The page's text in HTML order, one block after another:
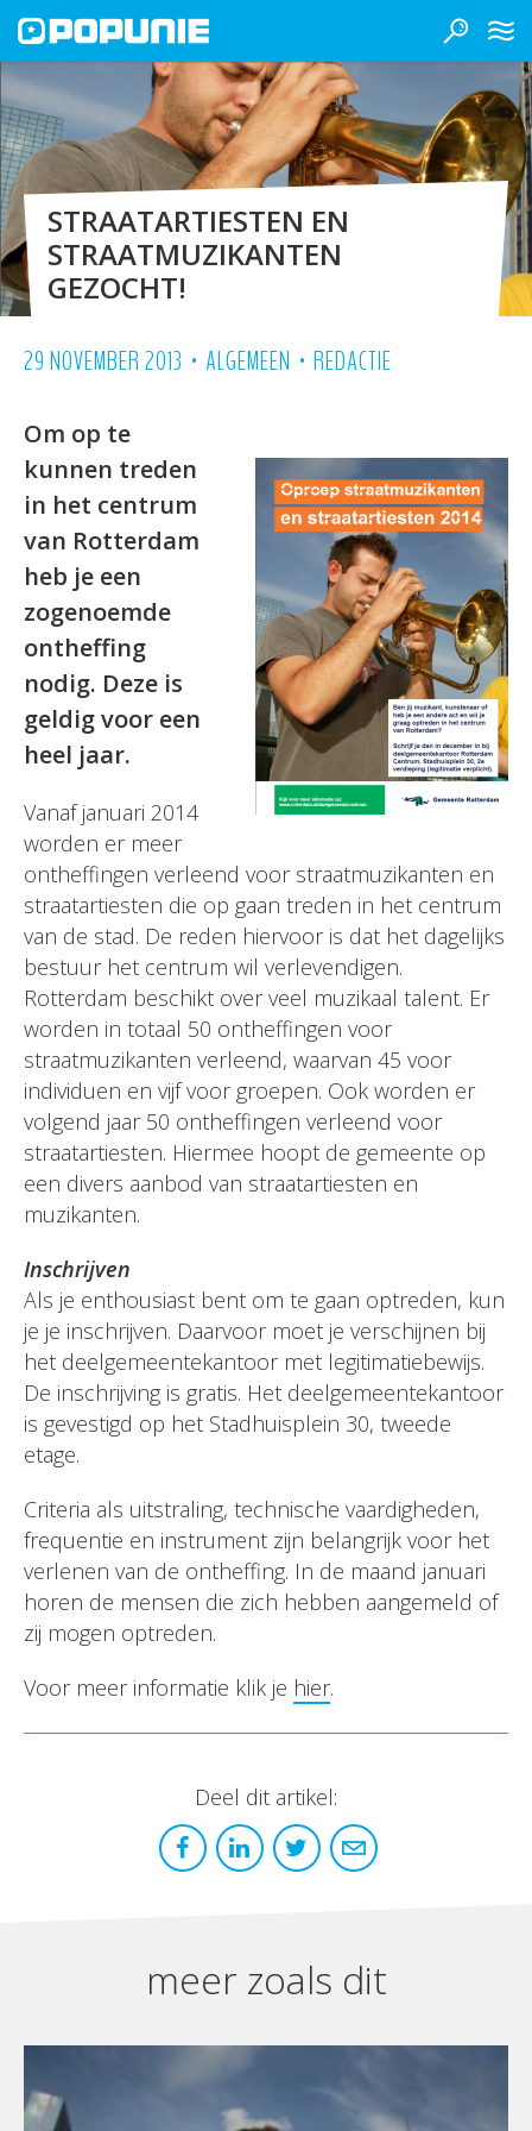
STRAATARTIESTEN EN
STRAATMUZIKANTEN
GEZOCHT!
29 NOVEMBER 2013 • ALGEMEEN • REDACTIE
Om op te
kunnen treden
in het centrum
van Rotterdam
heb je een
zogenoemde
ontheffing
nodig. Deze is
geldig voor een
heel jaar.
Vanaf januari 2014
worden er meer
ontheffingen verleend voor straatmuzikanten en
straatartiesten die op gaan treden in het centrum
van de stad. De reden hiervoor is dat het dagelijks
bestuur het centrum wil verlevendigen.
Rotterdam beschikt over veel muzikaal talent. Er
worden in totaal 50 ontheffingen voor
straatmuzikanten verleend, waarvan 45 voor
individuen en vijf voor groepen. Ook worden er
volgend jaar 50 ontheffingen verleend voor
straatartiesten. Hiermee hoopt de gemeente op
een divers aanbod van straatartiesten en
muzikanten.
Inschrijven
Als je enthousiast bent om te gaan optreden, kun
je je inschrijven. Daarvoor moet je verschijnen bij
het deelgemeentekantoor met legitimatiebewijs.
De inschrijving is gratis. Het deelgemeentekantoor
is gevestigd op het Stadhuisplein 30, tweede
etage.
Criteria als uitstraling, technische vaardigheden,
frequentie en instrument zijn belangrijk voor het
verlenen van de ontheffing. In de maand januari
horen de mensen die zich hebben aangemeld of
zij mogen optreden.
Voor meer informatie klik je hier.
Deel dit artikel:
meer zoals dit